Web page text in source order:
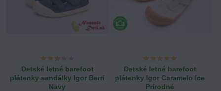
Detské letné barefoot
plátenky sandálky Igor Berri
Navy
Detské letné barefoot
plátenky Igor Caramelo Ice
Prírodné